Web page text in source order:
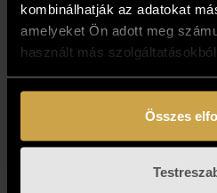
kombinálhatják az adatokat
amelyeket Ön adott meg
használt más
Összes